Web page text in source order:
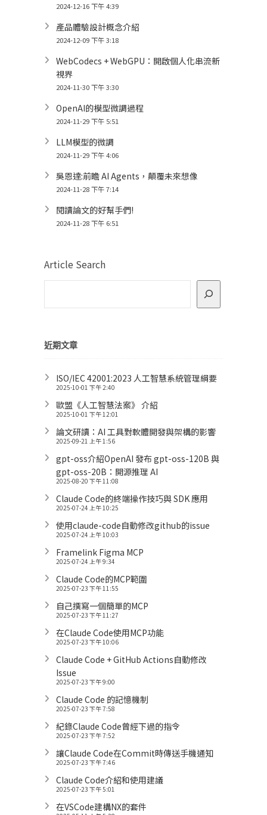
2024-12-16 下午 4:39
產品體驗設計概念介紹
2024-12-09 下午 3:18
WebCodecs + WebGPU：開啟個人化串流新
視界
2024-11-30 下午 3:30
OpenAI的模型微調過程
2024-11-29 下午 5:51
LLM模型的微調
2024-11-29 下午 4:06
吳恩達:前瞻 AI Agents，顛覆未來想像
2024-11-28 下午 7:14
閱讀論文的好幫手們!
2024-11-28 下午 6:51
Article Search
近期文章
ISO/IEC 42001:2023 人工智慧系統管理綱要
2025-10-01 下午 2:40
歐盟《人工智慧法案》 介紹
2025-10-01 下午 12:01
論文研讀：AI 工具對軟體開發與架構的影響
2025-09-21 上午 1:56
gpt-oss介紹OpenAI 發布 gpt-oss-120B 與
gpt-oss-20B：開源推理 AI
2025-08-20 下午 11:08
Claude Code的終端操作技巧與 SDK 應用
2025-07-24 上午 10:25
使用claude-code自動修改github的issue
2025-07-24 上午 10:03
Framelink Figma MCP
2025-07-24 上午 9:34
Claude Code的MCP範圍
2025-07-23 下午 11:55
自己撰寫一個簡單的MCP
2025-07-23 下午 11:27
在Claude Code使用MCP功能
2025-07-23 下午 10:06
Claude Code + GitHub Actions自動修改
Issue
2025-07-23 下午 9:00
Claude Code 的記憶機制
2025-07-23 下午 7:58
紀錄Claude Code曾經下過的指令
2025-07-23 下午 7:52
讓Claude Code在Commit時傳送手機通知
2025-07-23 下午 7:46
Claude Code介紹和使用建議
2025-07-23 下午 5:01
在VSCode建構NX的套件